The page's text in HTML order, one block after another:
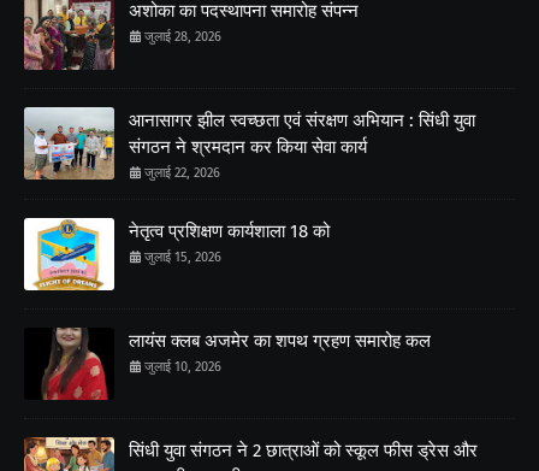
अशोका का पदस्थापना समारोह संपन्न
जुलाई 28, 2026
आनासागर झील स्वच्छता एवं संरक्षण अभियान : सिंधी युवा
संगठन ने श्रमदान कर किया सेवा कार्य
जुलाई 22, 2026
नेतृत्व प्रशिक्षण कार्यशाला 18 को
जुलाई 15, 2026
लायंस क्लब अजमेर का शपथ ग्रहण समारोह कल
जुलाई 10, 2026
सिंधी युवा संगठन ने 2 छात्राओं को स्कूल फीस ड्रेस और